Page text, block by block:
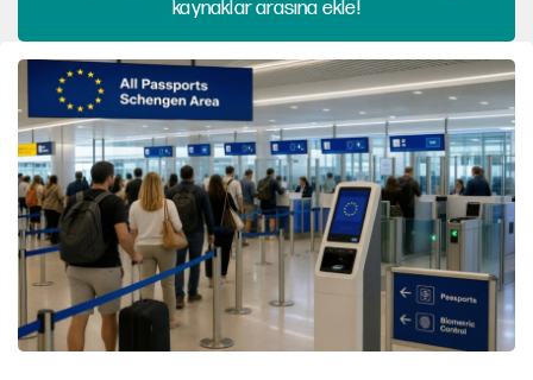
kaynaklar arasına ekle!